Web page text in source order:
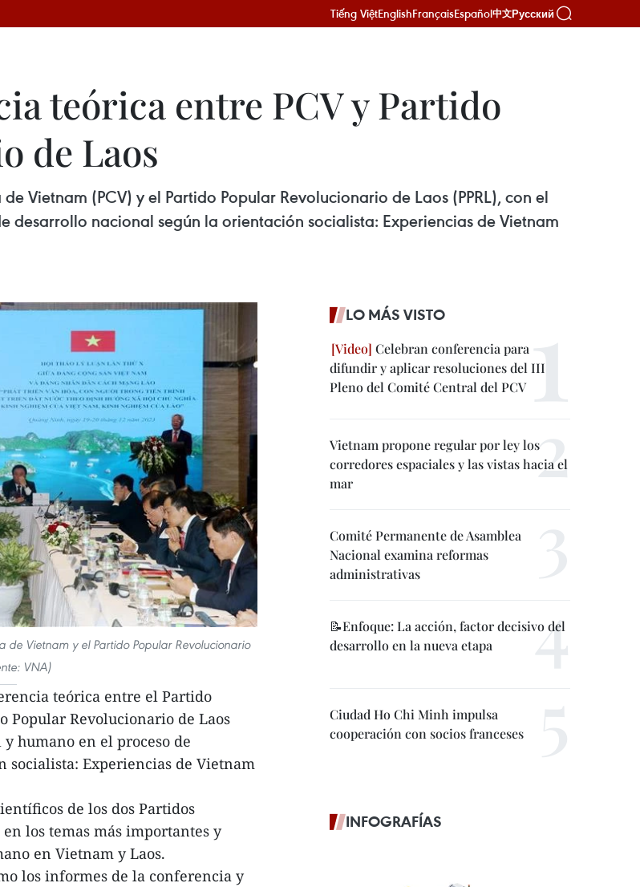
Tiếng ViệtEnglishFrançaisEspañol中文Русский
teórica entre PCV y Partido
de Laos
Vietnam (PCV) y el Partido Popular Revolucionario de Laos (PPRL), con el
desarrollo nacional según la orientación socialista: Experiencias de Vietnam
de Vietnam y el Partido Popular Revolucionario
VNA)
teórica entre el Partido
Popular Revolucionario de Laos
humano en el proceso de
Experiencias de Vietnam
de los dos Partidos
los temas más importantes y
en Vietnam y Laos.
los informes de la conferencia y
LO MÁS VISTO
Celebran conferencia para
difundir y aplicar resoluciones del III
Pleno del Comité Central del PCV
Vietnam propone regular por ley los
corredores espaciales y las vistas hacia el
mar
Comité Permanente de Asamblea
Nacional examina reformas
administrativas
📝Enfoque: La acción, factor decisivo del
desarrollo en la nueva etapa
Ciudad Ho Chi Minh impulsa
cooperación con socios franceses
INFOGRAFÍAS